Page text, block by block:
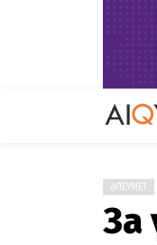
ӘЛЕУМЕТ